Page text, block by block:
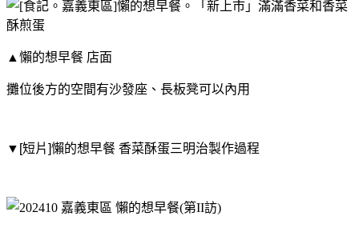
▲懶的想早餐 店面
攤位後方的空間有沙發座、長板凳可以內用
▼[短片]懶的想早餐 香菜酥蛋三明治製作過程